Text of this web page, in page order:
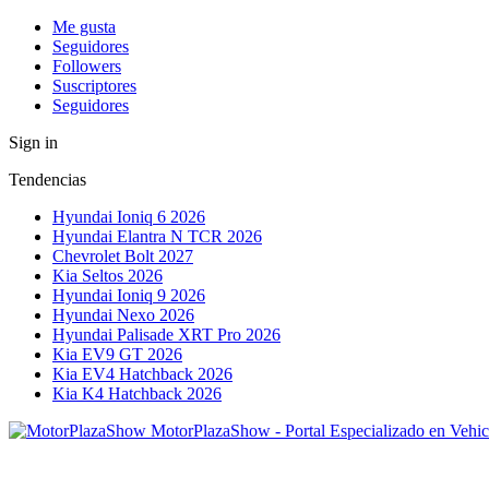
Me gusta
Seguidores
Followers
Suscriptores
Seguidores
Sign in
Tendencias
Hyundai Ioniq 6 2026
Hyundai Elantra N TCR 2026
Chevrolet Bolt 2027
Kia Seltos 2026
Hyundai Ioniq 9 2026
Hyundai Nexo 2026
Hyundai Palisade XRT Pro 2026
Kia EV9 GT 2026
Kia EV4 Hatchback 2026
Kia K4 Hatchback 2026
MotorPlazaShow - Portal Especializado en